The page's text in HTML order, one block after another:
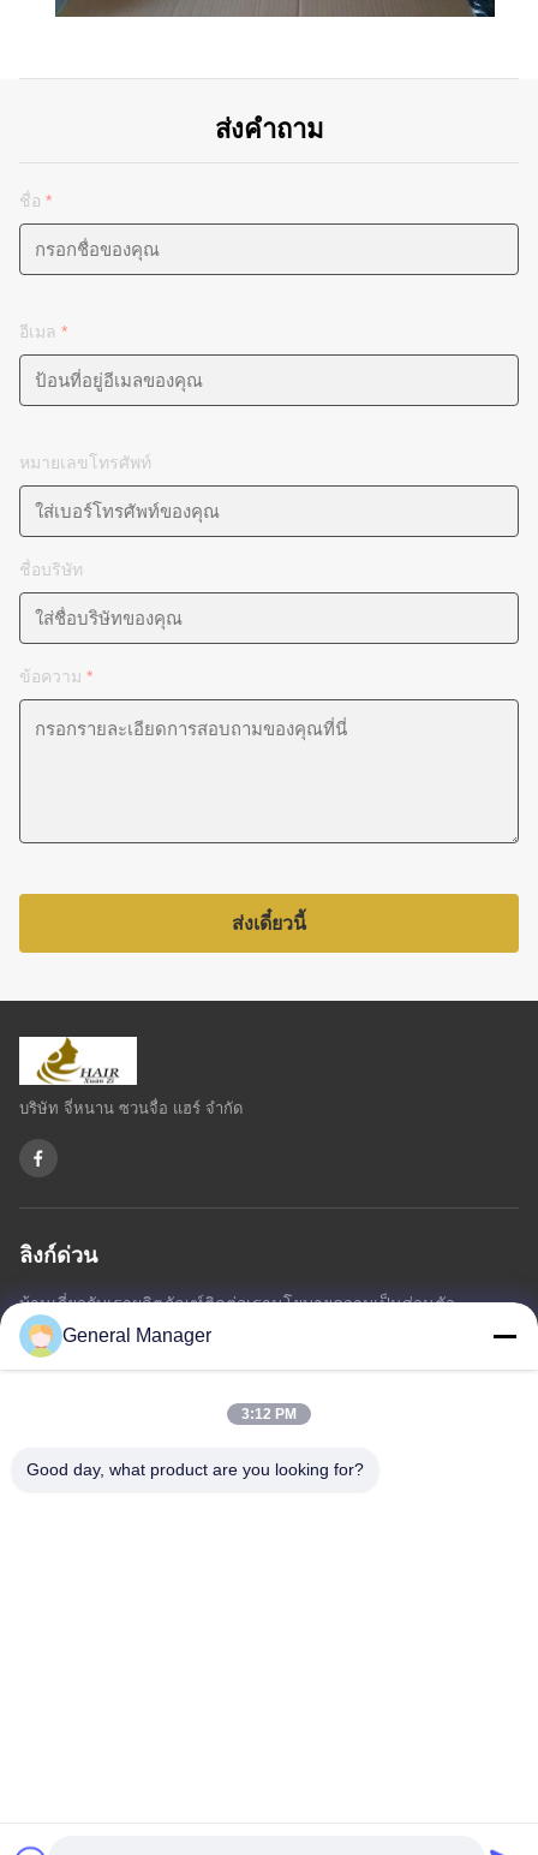
ส่งคำถาม
ชื่อ *
อีเมล *
หมายเลขโทรศัพท์
ชื่อบริษัท
ข้อความ *
ส่งเดี๋ยวนี้
บริษัท จี่หนาน ซวนจื่อ แฮร์ จำกัด
ลิงก์ด่วน
บ้านเกี่ยวกับเราผลิตภัณฑ์ติดต่อเรานโยบายความเป็นส่วนตัว
แผนผังเว็บไซต์
ที่อยู่: ถนน Xingfu เขต Licheng เมือง Jinan จังหวัดชานดง
Copyright © 2024-2026 . สงวน
General Manager
3:12 PM
Good day, what product are you looking for?